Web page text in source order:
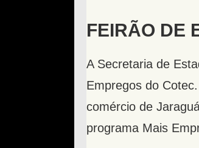
FEIRÃO DE
A Secretaria de
Empregos do
comércio de
programa Mais